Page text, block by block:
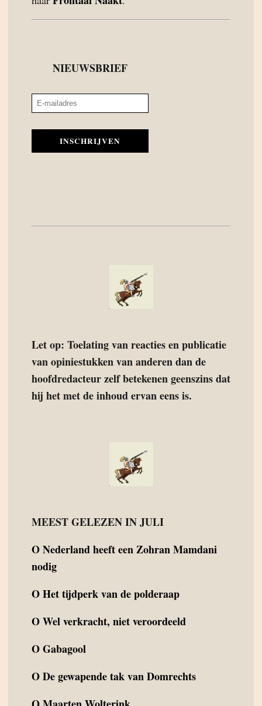
NIEUWSBRIEF
INSCHRIJVEN
Let op: Toelating van reacties en publicatie
van opiniestukken van anderen dan de
hoofdredacteur zelf betekenen geenszins dat
hij het met de inhoud ervan eens is.
MEEST GELEZEN IN JULI
ONederland heeft een Zohran Mamdani
nodig
OHet tijdperk van de polderaap
OWel verkracht, niet veroordeeld
OGabagool
ODe gewapende tak van Domrechts